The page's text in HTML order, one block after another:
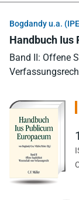
Bogdandy u.a.
Handbuch Ius
Band II: Offene